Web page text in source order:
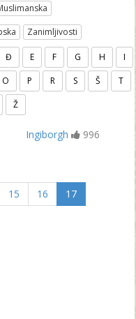
Zanimljivosti
Đ E F G H
I
O P R S Š
T
Ž
Ingiborgh
996
15 16
17